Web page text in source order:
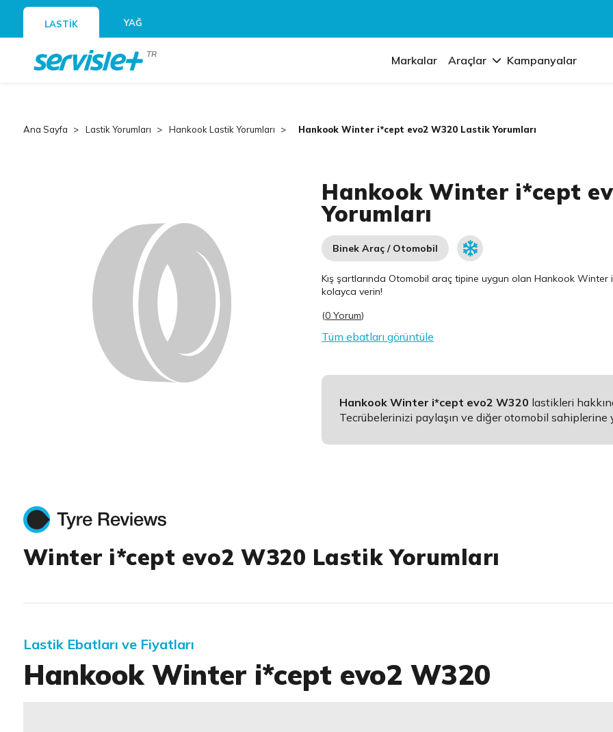
LASTİK YAĞ
TR Markalar Araçlar Kampanyalar
Ana Sayfa Lastik Yorumları Hankook Lastik Yorumları Hankook Winter i*cept evo2 W320 Lastik Yorumları
Hankook Winter i*cept
Yorumları
Binek Araç / Otomobil
Kış şartlarında Otomobil araç tipine uygun olanHankook Winter
kolayca verin!
(0 Yorum)
Tüm ebatları görüntüle
Hankook Winter i*cept evo2 W320 lastikleri
Tecrübelerinizi paylaşın ve diğer otomobil sahiplerine
Winter i*cept evo2 W320 Lastik Yorumları
Lastik Ebatları ve Fiyatları
Hankook Winter i*cept evo2 W320